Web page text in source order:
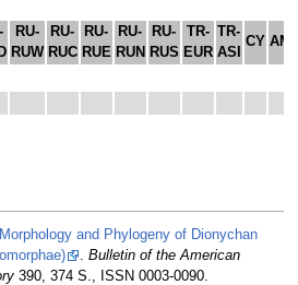
RU-
RUW
RU-
RUC
RU-
RUE
RU-
RUN
RU-
RUS
TR-
EUR
TR-
ASI
CY AM
and Phylogeny of Dionychan
Bulletin of the American
390, 374 S., ISSN 0003-0090.